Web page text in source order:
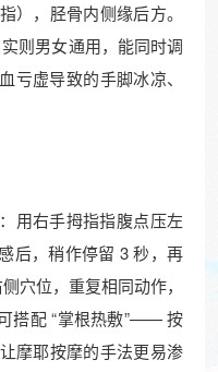
），胫骨内侧缘后方。
实则男女通用，能同时调
亏虚导致的手脚冰凉、
用右手拇指指腹点压左
后，稍作停留 3 秒，再
穴位，重复相同动作，
搭配 “掌根热敷”—— 按
摩耶按摩的手法更易渗